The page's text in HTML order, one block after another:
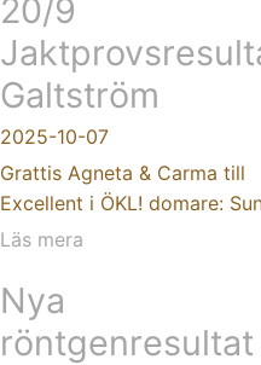
20/9
Galtström
2025-10-07
Grattis Agneta & Carma till
Excellent i ÖKL! domare:
Läs mera
Nya
röntgenresultat